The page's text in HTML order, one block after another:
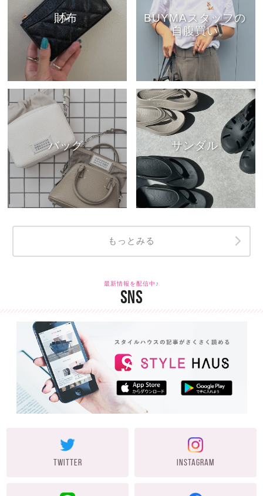
財布
BUYMAスタッフの
自腹買い
バッグ サンダル
もっとみる
最新情報を配信中♪
SNS
TWITTER INSTAGRAM